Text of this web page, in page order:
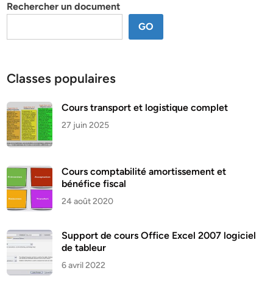
Rechercher un document
GO
Classes populaires
Cours transport et logistique complet
27 juin 2025
Cours comptabilité amortissement et
bénéfice fiscal
24 août 2020
Support de cours Office Excel 2007 logiciel
de tableur
6 avril 2022